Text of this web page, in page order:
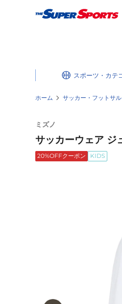
スポーツ・カテ
ホーム サッカー・フットサル
ミズノ
サッカーウェア ジ
20%OFFクーポン KIDS